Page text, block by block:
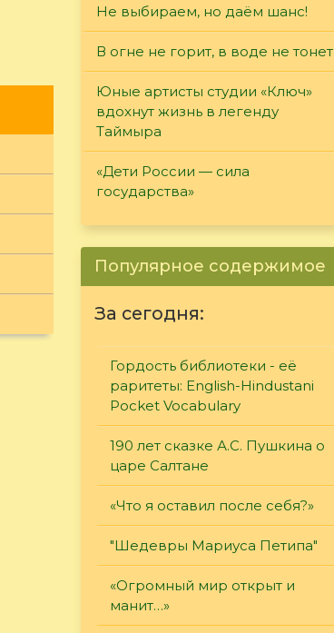
Не выбираем, но даём шанс!
В огне не горит, в воде не тонет
Юные артисты студии «Ключ»
вдохнут жизнь в легенду
Таймыра
«Дети России — сила
государства»
Популярное содержимое
За сегодня:
Гордость библиотеки - её
раритеты: English-Hindustani
Pocket Vocabulary
190 лет сказке А.С. Пушкина о
царе Салтане
«Что я оставил после себя?»
"Шедевры Мариуса Петипа"
«Огромный мир открыт и
манит…»